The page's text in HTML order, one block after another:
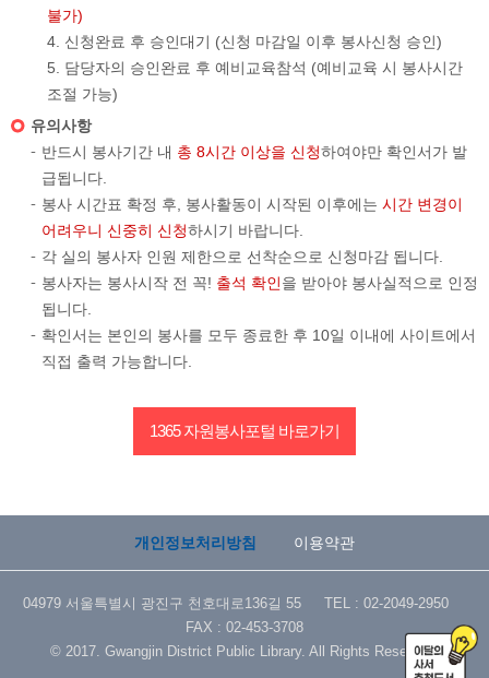
불가)
신청완료 후 승인대기 (신청 마감일 이후 봉사신청 승인)
담당자의 승인완료 후 예비교육참석 (예비교육 시 봉사시간
조절 가능)
유의사항
반드시 봉사기간 내 총 8시간 이상을 신청하여야만 확인서가 발
급됩니다.
봉사 시간표 확정 후, 봉사활동이 시작된 이후에는 시간 변경이
어려우니 신중히 신청하시기 바랍니다.
각 실의 봉사자 인원 제한으로 선착순으로 신청마감 됩니다.
봉사자는 봉사시작 전 꼭! 출석 확인을 받아야 봉사실적으로 인정
됩니다.
확인서는 본인의 봉사를 모두 종료한 후 10일 이내에 사이트에서
직접 출력 가능합니다.
1365 자원봉사포털 바로가기
개인정보처리방침 이용약관
04979 서울특별시 광진구 천호대로136길 55 TEL : 02-2049-2950
FAX : 02-453-3708
© 2017. Gwangjin District Public Library. All Rights Reserved.